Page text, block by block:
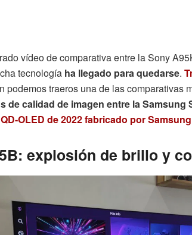
vídeo de comparativa entre la Sony
tecnología ha llegado para quedarse.
podemos traeros una de las comparativas
de calidad de imagen entre la Samsung
QD-OLED de 2022 fabricado por
explosión de brillo y